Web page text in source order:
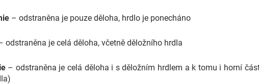
– odstraněna je pouze děloha, hrdlo je ponecháno
odstraněna je celá děloha, včetně děložního hrdla
– odstraněna je celá děloha i s děložním hrdlem a k tomu i horní